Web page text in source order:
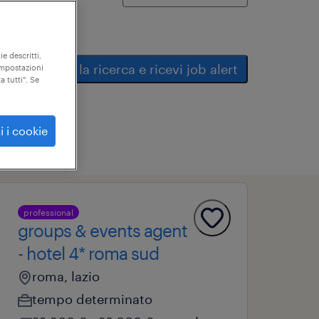
salva la ricerca e ricevi job alert
professional
groups & events agent
- hotel 4* roma sud
roma, lazio
tempo determinato
descritti,
tutti". Se
i cookie